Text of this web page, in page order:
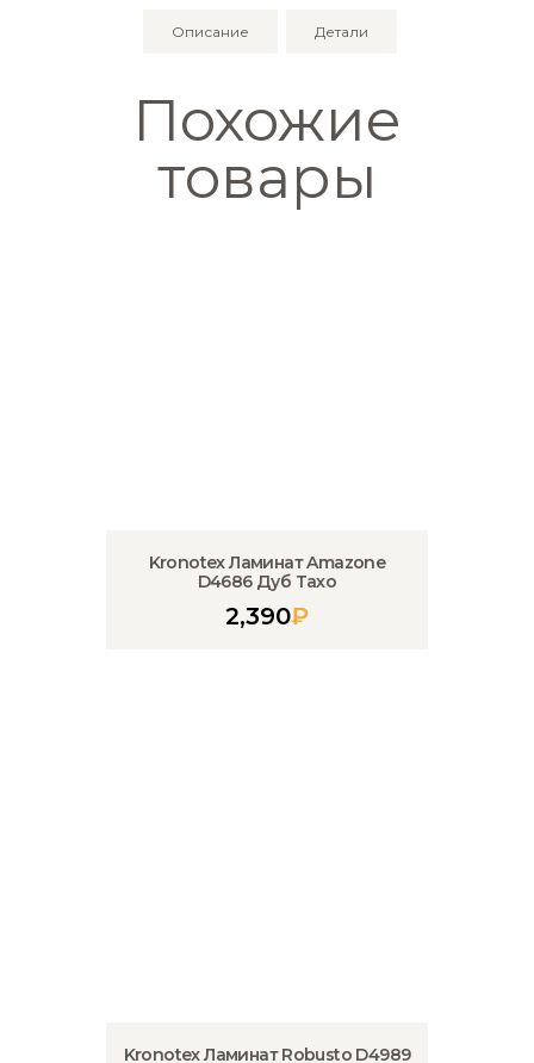
Описание Детали
Похожие
товары
Kronotex Ламинат Amazone
D4686 Дуб Тахо
2,390₽
Kronotex Ламинат Robusto D4989